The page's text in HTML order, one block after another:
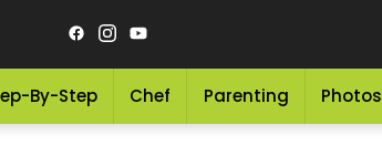
By-Step Chef Parenting Photos